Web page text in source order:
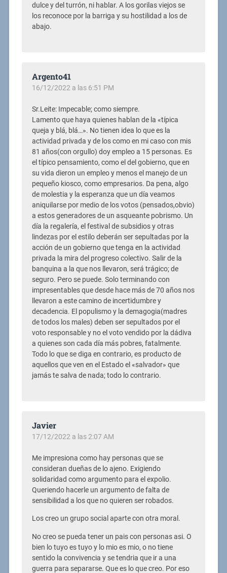
dulce y del turrón, ni hablar. A los gorilas viejos se
los reconoce por la barriga y su hostilidad a los de
abajo.
Argento41
16/12/2022 a las 6:51 PM
Sr.Leite: Impecable; como siempre.
Lamento que haya quienes hablan de la «típica
queja y blá, blá…». No tienen idea lo que es la
actividad privada y de los como en mi caso con mis
81 años(con orgullo) doy empleo a 15 personas. Es
el típico pensamiento, como el del gobierno, que en
su vida dieron un empleo y menos el manejo de un
pequeño kiosco, como empresarios. Da pena, algo
de molestia y la esperanza que un día veamos
aniquilarse por medio de los votos (pensados,obvio)
a estos generadores de un asqueante pobrismo. Un
día la regalería, el festival de subsidios y otras
lindezas por el estilo deberán ser sepultadas por la
acción de un gobierno que tenga en la actividad
privada la mira del progreso colectivo. Salir de la
banquina a la que nos llevaron, será trágico; de
seguro. Pero se puede. Solo terminando con
impresentables que desde hace más de 70 años nos
llevaron a este camino de incertidumbre y
decadencia. El populismo y la demagogia(madres
de todos los males) deben ser sepultados por el
voto responsable y no el voto vendido por la dádiva
a quienes son cada día más pobres, fatalmente.
Todo lo que se diga en contrario, es producto de
aquellos que ven en el Estado el «salvador» que
jamás te salva de nada; todo lo contrario.
Javier
17/12/2022 a las 2:07 AM
Me impresiona como hay personas que se
consideran dueñas de lo ajeno. Exigiendo
solidaridad como argumento para el expolio.
Queriendo hacerle un argumento de falta de
sensibilidad a los que no quieren ser robados.
Los creo un grupo social aparte con otra moral.
No creo se pueda tener un pais con personas asi. O
bien lo tuyo es tuyo y lo mio es mio, o no tiene
sentido la convivencia y se tendria que ir a una
guerra para separarse. Que es lo que creo. Por eso